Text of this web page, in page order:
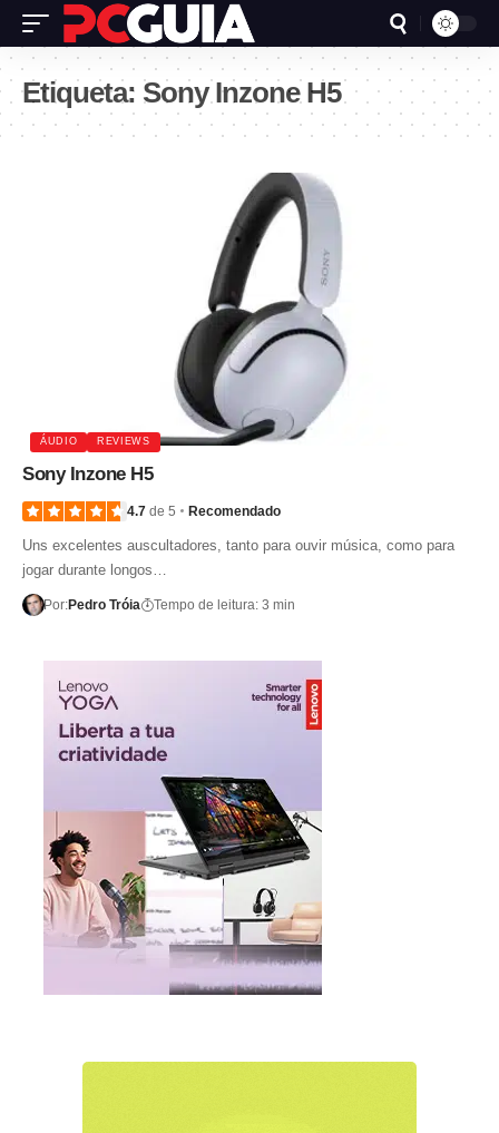
Etiqueta: Sony Inzone H5
ÁUDIO REVIEWS
Sony Inzone H5
4.7 de 5 Recomendado
Uns excelentes auscultadores, tanto para ouvir música, como para
jogar durante longos…
Por:Pedro Tróia Tempo de leitura: 3 min